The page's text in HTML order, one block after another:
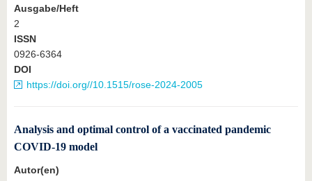
Ausgabe/Heft
2
ISSN
0926-6364
DOI
https://doi.org//10.1515/rose-2024-2005
Analysis and optimal control of a vaccinated pandemic
COVID-19 model
Autor(en)